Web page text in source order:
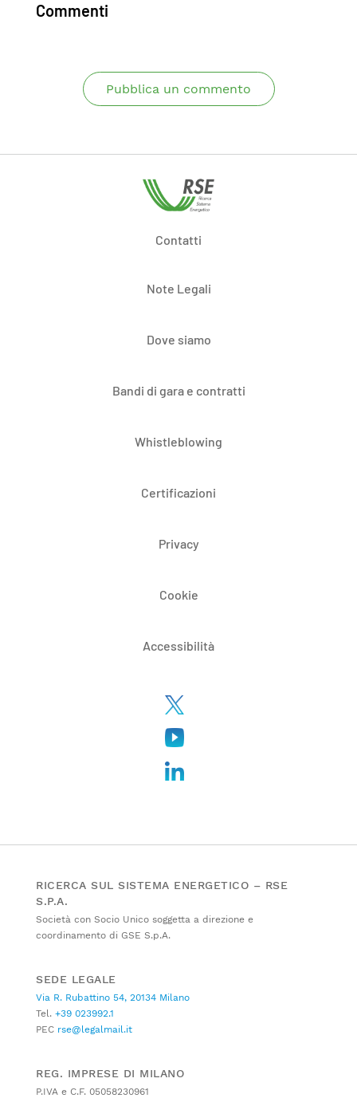
Commenti
Pubblica un commento
Contatti
Note Legali
Dove siamo
Bandi di gara e contratti
Whistleblowing
Certificazioni
Privacy
Cookie
Accessibilità
RICERCA SUL SISTEMA ENERGETICO – RSE
S.P.A.
Società con Socio Unico soggetta a direzione e
coordinamento di GSE S.p.A.
SEDE LEGALE
Via R. Rubattino 54, 20134 Milano
Tel. +39 023992.1
PEC rse@legalmail.it
REG. IMPRESE DI MILANO
P.IVA e C.F. 05058230961